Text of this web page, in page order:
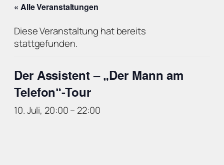
« Alle Veranstaltungen
Diese Veranstaltung hat bereits
stattgefunden.
Der Assistent – „Der Mann am
Telefon“-Tour
10. Juli, 20:00– 22:00